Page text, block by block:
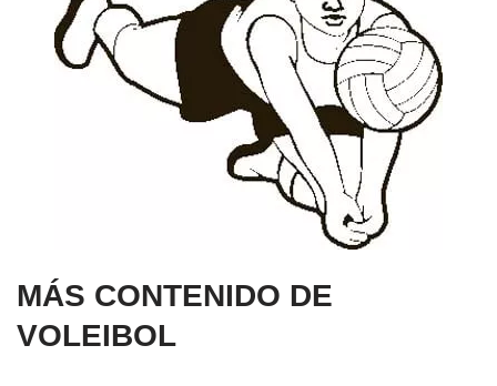
MÁS CONTENIDO DE
VOLEIBOL